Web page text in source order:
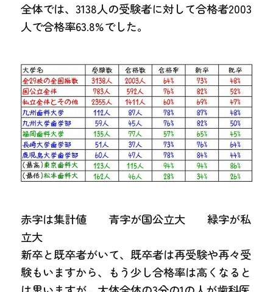
全体では、3138人の受験者に対して合格者2003
人で合格率63.8%でした。
赤字は集計値 青字が国公立大 緑字が私
立大
新卒と既卒者がいて、既卒者は再受験や再々受
験もいますから、もう少し合格率は高くなると